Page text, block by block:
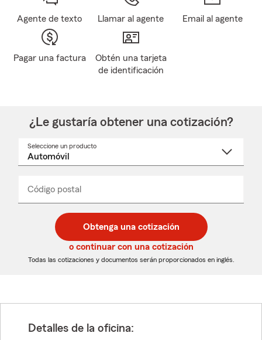
Agente de texto Llamar al agente Email al agente
Pagar una factura
Obtén una tarjeta
de identificación
¿Le gustaría obtener una cotización?
Seleccione un producto
desplegable
Código postal
de
5
dígitos
de
5
dígitos
_____
Obtenga una cotización
o continuar con una cotización
Todas las cotizaciones y documentos serán proporcionados en inglés.
Detalles de la oficina: